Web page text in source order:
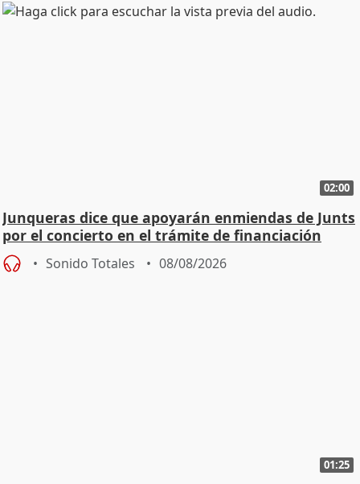
02:00
Junqueras dice que apoyarán enmiendas de Junts
por el concierto en el trámite de financiación
Sonido Totales 08/08/2026
01:25